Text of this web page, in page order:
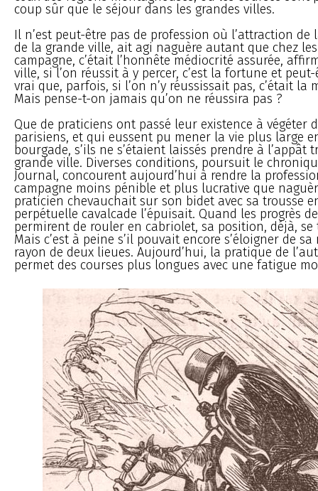
coup sûr que le séjour dans les grandes villes.
Il n’est peut-être pas de profession où l’attraction
de la grande ville, ait agi naguère autant que chez
campagne, c’était l’honnête médiocrité assurée,
ville, si l’on réussit à y percer, c’est la fortune et
vrai que, parfois, si l’on n’y réussissait pas, c’était la
Mais pense-t-on jamais qu’on ne réussira pas ?
Que de praticiens ont passé leur existence à végéter
parisiens, et qui eussent pu mener la vie plus large
bourgade, s’ils ne s’étaient laissés prendre à l’appât
grande ville. Diverses conditions, poursuit le
Journal, concourent aujourd’hui à rendre la
campagne moins pénible et plus lucrative que
praticien chevauchait sur son bidet avec sa trousse
perpétuelle cavalcade l’épuisait. Quand les progrès
permirent de rouler en cabriolet, sa position, déjà, se
Mais c’est à peine s’il pouvait encore s’éloigner de
rayon de deux lieues. Aujourd’hui, la pratique de
permet des courses plus longues avec une fatigue